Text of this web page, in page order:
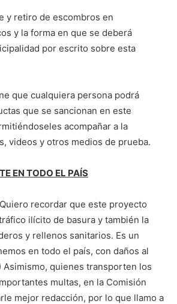
y retiro de escombros en
y la forma en que se deberá
por escrito sobre esta
que cualquiera persona podrá
que se sancionan en este
acompañar a la
videos y otros medios de prueba.
EN TODO EL PAÍS
recordar que este proyecto
ilícito de basura y también la
y rellenos sanitarios. Es un
en todo el país, con daños al
quienes transporten los
multas, en la Comisión
mejor redacción, por lo que llamo a